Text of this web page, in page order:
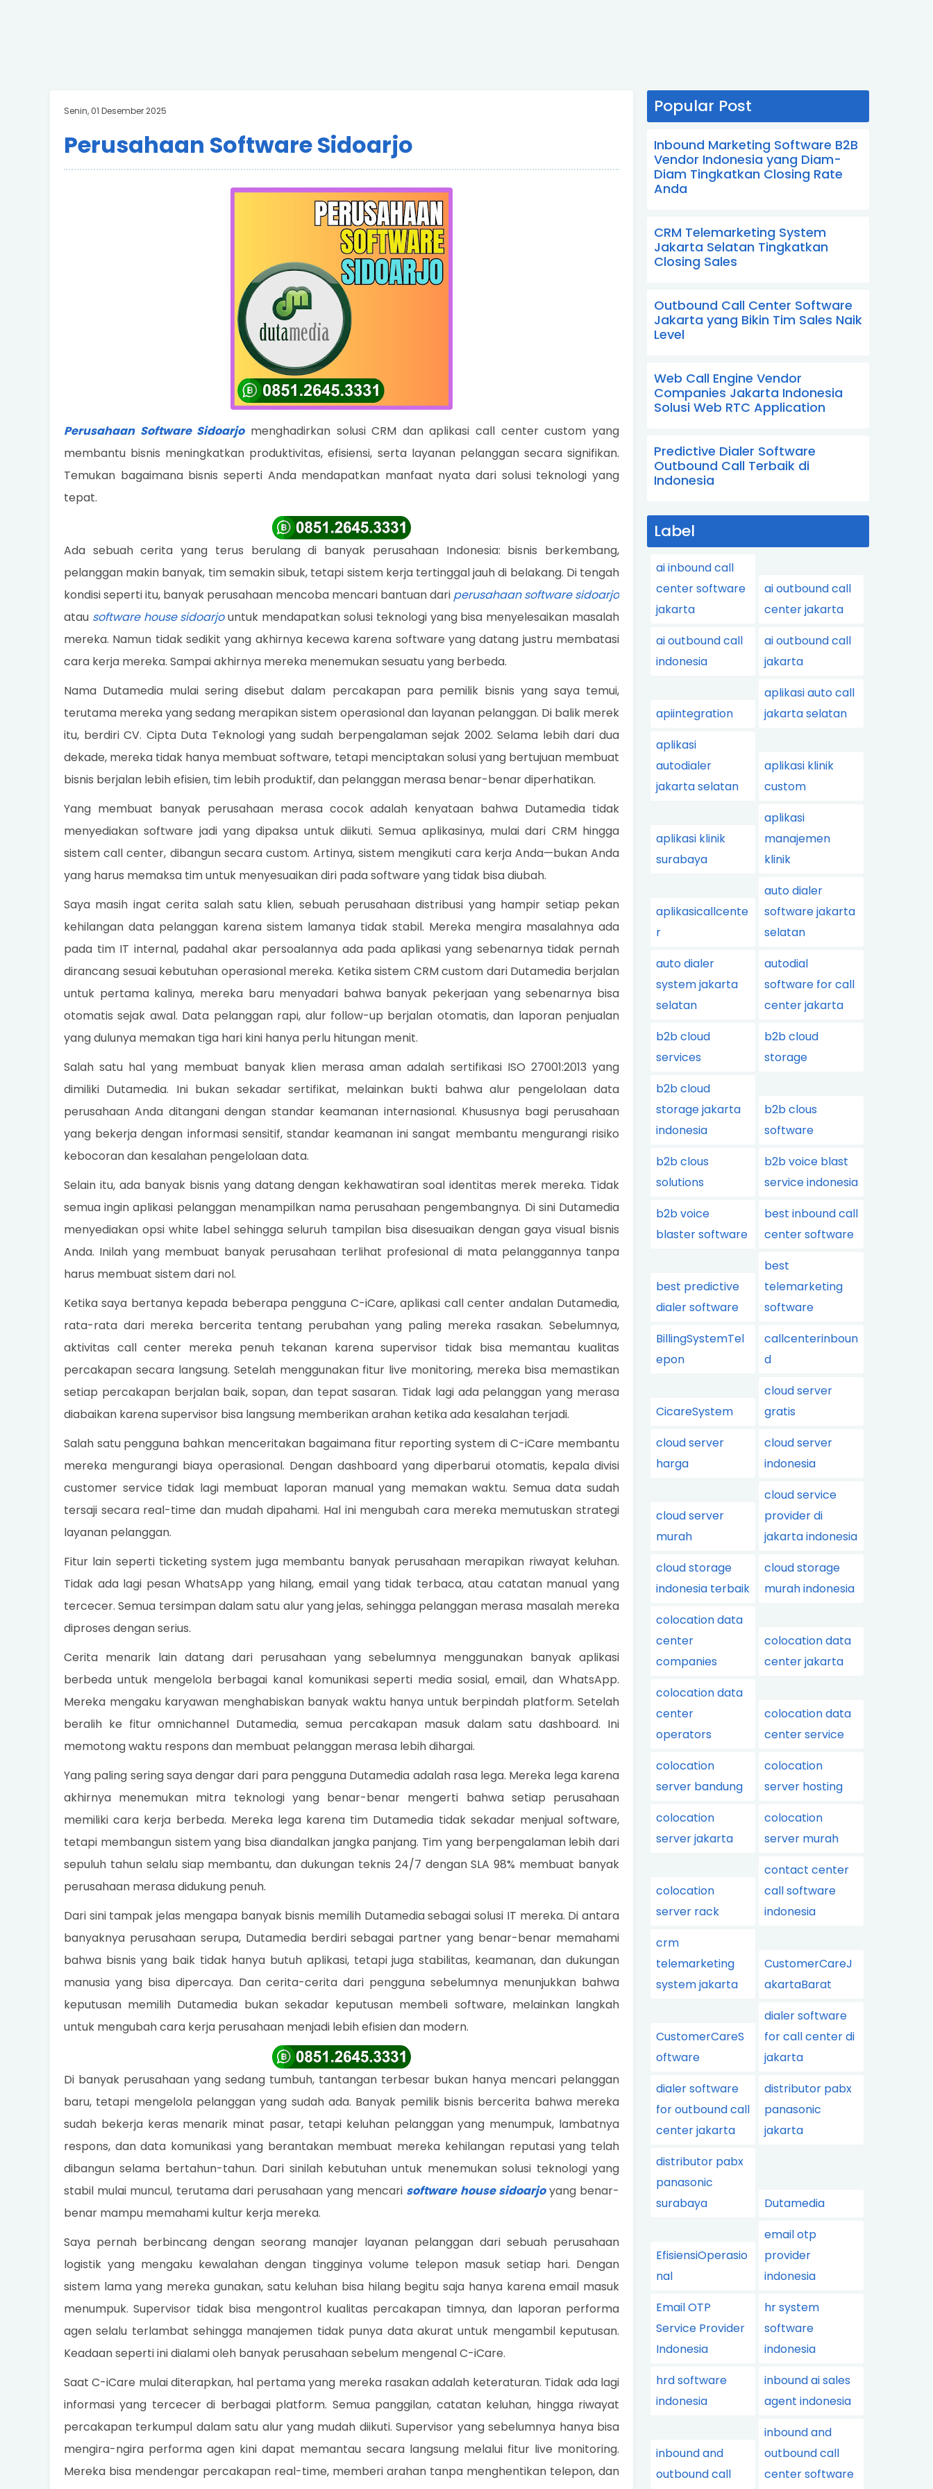
Senin, 01 Desember 2025
Perusahaan Software Sidoarjo
Perusahaan Software Sidoarjomenghadirkan solusi CRM dan aplikasi call center custom yang
membantu bisnis meningkatkan produktivitas, efisiensi, serta layanan pelanggan secara signifikan.
Temukan bagaimana bisnis seperti Anda mendapatkan manfaat nyata dari solusi teknologi yang
tepat.
Ada sebuah cerita yang terus berulang di banyak perusahaan Indonesia: bisnis berkembang,
pelanggan makin banyak, tim semakin sibuk, tetapi sistem kerja tertinggal jauh di belakang. Di tengah
kondisi seperti itu, banyak perusahaan mencoba mencari bantuan dari perusahaan software sidoarjo
atau software house sidoarjountuk mendapatkan solusi teknologi yang bisa menyelesaikan masalah
mereka. Namun tidak sedikit yang akhirnya kecewa karena software yang datang justru membatasi
cara kerja mereka. Sampai akhirnya mereka menemukan sesuatu yang berbeda.
Nama Dutamedia mulai sering disebut dalam percakapan para pemilik bisnis yang saya temui,
terutama mereka yang sedang merapikan sistem operasional dan layanan pelanggan. Di balik merek
itu, berdiri CV. Cipta Duta Teknologi yang sudah berpengalaman sejak 2002. Selama lebih dari dua
dekade, mereka tidak hanya membuat software, tetapi menciptakan solusi yang bertujuan membuat
bisnis berjalan lebih efisien, tim lebih produktif, dan pelanggan merasa benar-benar diperhatikan.
Yang membuat banyak perusahaan merasa cocok adalah kenyataan bahwa Dutamedia tidak
menyediakan software jadi yang dipaksa untuk diikuti. Semua aplikasinya, mulai dari CRM hingga
sistem call center, dibangun secara custom. Artinya, sistem mengikuti cara kerja Anda—bukan Anda
yang harus memaksa tim untuk menyesuaikan diri pada software yang tidak bisa diubah.
Saya masih ingat cerita salah satu klien, sebuah perusahaan distribusi yang hampir setiap pekan
kehilangan data pelanggan karena sistem lamanya tidak stabil. Mereka mengira masalahnya ada
pada tim IT internal, padahal akar persoalannya ada pada aplikasi yang sebenarnya tidak pernah
dirancang sesuai kebutuhan operasional mereka. Ketika sistem CRM custom dari Dutamedia berjalan
untuk pertama kalinya, mereka baru menyadari bahwa banyak pekerjaan yang sebenarnya bisa
otomatis sejak awal. Data pelanggan rapi, alur follow-up berjalan otomatis, dan laporan penjualan
yang dulunya memakan tiga hari kini hanya perlu hitungan menit.
Salah satu hal yang membuat banyak klien merasa aman adalah sertifikasi ISO 27001:2013 yang
dimiliki Dutamedia. Ini bukan sekadar sertifikat, melainkan bukti bahwa alur pengelolaan data
perusahaan Anda ditangani dengan standar keamanan internasional. Khususnya bagi perusahaan
yang bekerja dengan informasi sensitif, standar keamanan ini sangat membantu mengurangi risiko
kebocoran dan kesalahan pengelolaan data.
Selain itu, ada banyak bisnis yang datang dengan kekhawatiran soal identitas merek mereka. Tidak
semua ingin aplikasi pelanggan menampilkan nama perusahaan pengembangnya. Di sini Dutamedia
menyediakan opsi white label sehingga seluruh tampilan bisa disesuaikan dengan gaya visual bisnis
Anda. Inilah yang membuat banyak perusahaan terlihat profesional di mata pelanggannya tanpa
harus membuat sistem dari nol.
Ketika saya bertanya kepada beberapa pengguna C-iCare, aplikasi call center andalan Dutamedia,
rata-rata dari mereka bercerita tentang perubahan yang paling mereka rasakan. Sebelumnya,
aktivitas call center mereka penuh tekanan karena supervisor tidak bisa memantau kualitas
percakapan secara langsung. Setelah menggunakan fitur live monitoring, mereka bisa memastikan
setiap percakapan berjalan baik, sopan, dan tepat sasaran. Tidak lagi ada pelanggan yang merasa
diabaikan karena supervisor bisa langsung memberikan arahan ketika ada kesalahan terjadi.
Salah satu pengguna bahkan menceritakan bagaimana fitur reporting system di C-iCare membantu
mereka mengurangi biaya operasional. Dengan dashboard yang diperbarui otomatis, kepala divisi
customer service tidak lagi membuat laporan manual yang memakan waktu. Semua data sudah
tersaji secara real-time dan mudah dipahami. Hal ini mengubah cara mereka memutuskan strategi
layanan pelanggan.
Fitur lain seperti ticketing system juga membantu banyak perusahaan merapikan riwayat keluhan.
Tidak ada lagi pesan WhatsApp yang hilang, email yang tidak terbaca, atau catatan manual yang
tercecer. Semua tersimpan dalam satu alur yang jelas, sehingga pelanggan merasa masalah mereka
diproses dengan serius.
Cerita menarik lain datang dari perusahaan yang sebelumnya menggunakan banyak aplikasi
berbeda untuk mengelola berbagai kanal komunikasi seperti media sosial, email, dan WhatsApp.
Mereka mengaku karyawan menghabiskan banyak waktu hanya untuk berpindah platform. Setelah
beralih ke fitur omnichannel Dutamedia, semua percakapan masuk dalam satu dashboard. Ini
memotong waktu respons dan membuat pelanggan merasa lebih dihargai.
Yang paling sering saya dengar dari para pengguna Dutamedia adalah rasa lega. Mereka lega karena
akhirnya menemukan mitra teknologi yang benar-benar mengerti bahwa setiap perusahaan
memiliki cara kerja berbeda. Mereka lega karena tim Dutamedia tidak sekadar menjual software,
tetapi membangun sistem yang bisa diandalkan jangka panjang. Tim yang berpengalaman lebih dari
sepuluh tahun selalu siap membantu, dan dukungan teknis 24/7 dengan SLA 98% membuat banyak
perusahaan merasa didukung penuh.
Dari sini tampak jelas mengapa banyak bisnis memilih Dutamedia sebagai solusi IT mereka. Di antara
banyaknya perusahaan serupa, Dutamedia berdiri sebagai partner yang benar-benar memahami
bahwa bisnis yang baik tidak hanya butuh aplikasi, tetapi juga stabilitas, keamanan, dan dukungan
manusia yang bisa dipercaya. Dan cerita-cerita dari pengguna sebelumnya menunjukkan bahwa
keputusan memilih Dutamedia bukan sekadar keputusan membeli software, melainkan langkah
untuk mengubah cara kerja perusahaan menjadi lebih efisien dan modern.
Di banyak perusahaan yang sedang tumbuh, tantangan terbesar bukan hanya mencari pelanggan
baru, tetapi mengelola pelanggan yang sudah ada. Banyak pemilik bisnis bercerita bahwa mereka
sudah bekerja keras menarik minat pasar, tetapi keluhan pelanggan yang menumpuk, lambatnya
respons, dan data komunikasi yang berantakan membuat mereka kehilangan reputasi yang telah
dibangun selama bertahun-tahun. Dari sinilah kebutuhan untuk menemukan solusi teknologi yang
stabil mulai muncul, terutama dari perusahaan yang mencari software house sidoarjoyang benar-
benar mampu memahami kultur kerja mereka.
Saya pernah berbincang dengan seorang manajer layanan pelanggan dari sebuah perusahaan
logistik yang mengaku kewalahan dengan tingginya volume telepon masuk setiap hari. Dengan
sistem lama yang mereka gunakan, satu keluhan bisa hilang begitu saja hanya karena email masuk
menumpuk. Supervisor tidak bisa mengontrol kualitas percakapan timnya, dan laporan performa
agen selalu terlambat sehingga manajemen tidak punya data akurat untuk mengambil keputusan.
Keadaan seperti ini dialami oleh banyak perusahaan sebelum mengenal C-iCare.
Saat C-iCare mulai diterapkan, hal pertama yang mereka rasakan adalah keteraturan. Tidak ada lagi
informasi yang tercecer di berbagai platform. Semua panggilan, catatan keluhan, hingga riwayat
percakapan terkumpul dalam satu alur yang mudah diikuti. Supervisor yang sebelumnya hanya bisa
mengira-ngira performa agen kini dapat memantau secara langsung melalui fitur live monitoring.
Mereka bisa mendengar percakapan real-time, memberi arahan tanpa menghentikan telepon, dan
Popular Post
Inbound Marketing Software B2B
Vendor Indonesia yang Diam-
Diam Tingkatkan Closing Rate
Anda
CRM Telemarketing System
Jakarta Selatan Tingkatkan
Closing Sales
Outbound Call Center Software
Jakarta yang Bikin Tim Sales Naik
Level
Web Call Engine Vendor
Companies Jakarta Indonesia
Solusi Web RTC Application
Predictive Dialer Software
Outbound Call Terbaik di
Indonesia
Label
ai inbound call
center software
jakarta
ai outbound call
center jakarta
ai outbound call
indonesia
ai outbound call
jakarta
apiintegration
aplikasi auto call
jakarta selatan
aplikasi
autodialer
jakarta selatan
aplikasi klinik
custom
aplikasi klinik
surabaya
aplikasi
manajemen
klinik
aplikasicallcente
r
auto dialer
software jakarta
selatan
auto dialer
system jakarta
selatan
autodial
software for call
center jakarta
b2b cloud
services
b2b cloud
storage
b2b cloud
storage jakarta
indonesia
b2b clous
software
b2b clous
solutions
b2b voice blast
service indonesia
b2b voice
blaster software
best inbound call
center software
best predictive
dialer software
best
telemarketing
software
BillingSystemTel
epon
callcenterinboun
d
CicareSystem
cloud server
gratis
cloud server
harga
cloud server
indonesia
cloud server
murah
cloud service
provider di
jakarta indonesia
cloud storage
indonesia terbaik
cloud storage
murah indonesia
colocation data
center
companies
colocation data
center jakarta
colocation data
center
operators
colocation data
center service
colocation
server bandung
colocation
server hosting
colocation
server jakarta
colocation
server murah
colocation
server rack
contact center
call software
indonesia
crm
telemarketing
system jakarta
CustomerCareJ
akartaBarat
CustomerCareS
oftware
dialer software
for call center di
jakarta
dialer software
for outbound call
center jakarta
distributor pabx
panasonic
jakarta
distributor pabx
panasonic
surabaya
Dutamedia
EfisiensiOperasio
nal
email otp
provider
indonesia
Email OTP
Service Provider
Indonesia
hr system
software
indonesia
hrd software
indonesia
inbound ai sales
agent indonesia
inbound and
outbound call
inbound and
outbound call
center software